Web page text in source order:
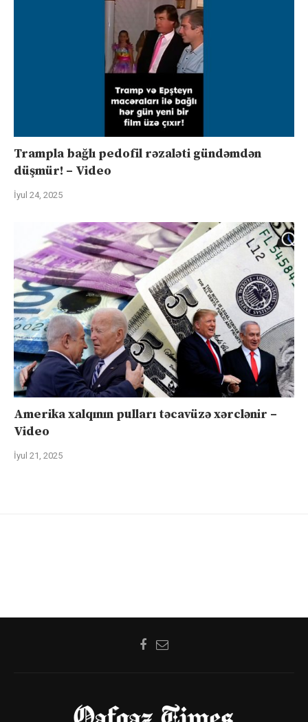
Trampla bağlı pedofil rəzaləti gündəmdən
düşmür! – Video
İyul 24, 2025
Amerika xalqının pulları təcavüzə xərclənir –
Video
İyul 21, 2025